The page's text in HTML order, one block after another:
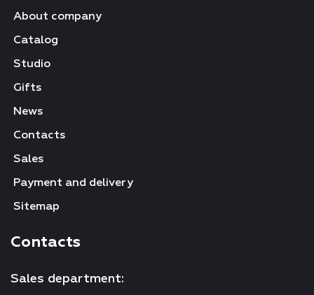
About company
Catalog
Studio
Gifts
News
Contacts
Sales
Payment and delivery
Sitemap
Contacts
Sales department: